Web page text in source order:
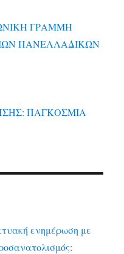
ΓΡΑΜΜΗ
ΠΑΝΕΛΛΑΔΙΚΩΝ
ΠΑΓΚΟΣΜΙΑ
ενημέρωση με